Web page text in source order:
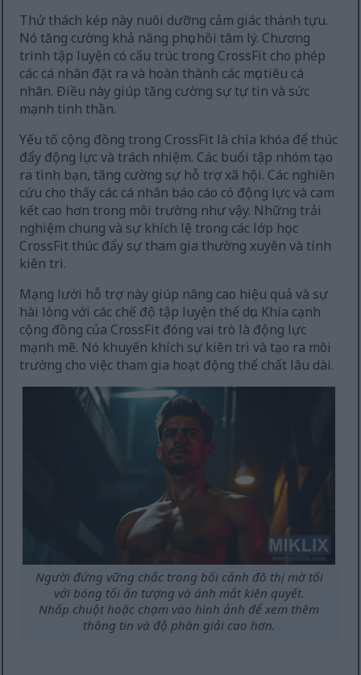
Thử thách kép này nuôi dưỡng cảm giác thành tựu.
Nó tăng cường khả năng phục hồi tâm lý. Chương
trình tập luyện có cấu trúc trong CrossFit cho phép
các cá nhân đặt ra và hoàn thành các mục tiêu cá
nhân. Điều này giúp tăng cường sự tự tin và sức
mạnh tinh thần.
Yếu tố cộng đồng trong CrossFit là chìa khóa để thúc
đẩy động lực và trách nhiệm. Các buổi tập nhóm tạo
ra tình bạn, tăng cường sự hỗ trợ xã hội. Các nghiên
cứu cho thấy các cá nhân báo cáo có động lực và cam
kết cao hơn trong môi trường như vậy. Những trải
nghiệm chung và sự khích lệ trong các lớp học
CrossFit thúc đẩy sự tham gia thường xuyên và tính
kiên trì.
Mạng lưới hỗ trợ này giúp nâng cao hiệu quả và sự
hài lòng với các chế độ tập luyện thể dục. Khía cạnh
cộng đồng của CrossFit đóng vai trò là động lực
mạnh mẽ. Nó khuyến khích sự kiên trì và tạo ra môi
trường cho việc tham gia hoạt động thể chất lâu dài.
Người đứng vững chắc trong bối cảnh đô thị mờ tối
với bóng tối ấn tượng và ánh mắt kiên quyết.
Nhấp chuột hoặc chạm vào hình ảnh để xem thêm
thông tin và độ phân giải cao hơn.